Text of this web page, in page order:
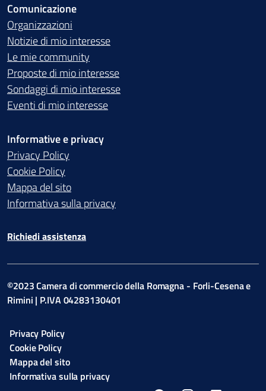
Comunicazione
Organizzazioni
Notizie di mio interesse
Le mie community
Proposte di mio interesse
Sondaggi di mio interesse
Eventi di mio interesse
Informative e privacy
Privacy Policy
Cookie Policy
Mappa del sito
Informativa sulla privacy
Richiedi assistenza
©2023 Camera di commercio della Romagna - Forli-Cesena e
Rimini | P.IVA 04283130401
Privacy Policy
Cookie Policy
Mappa del sito
Informativa sulla privacy